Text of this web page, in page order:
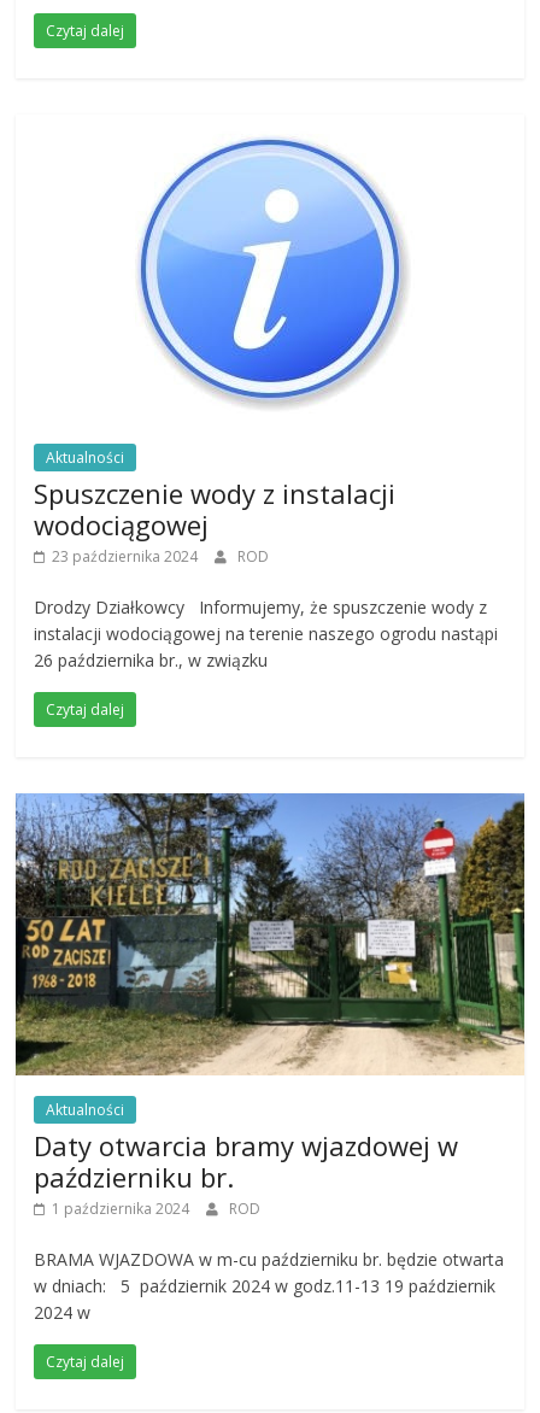
Czytaj dalej
Aktualności
Spuszczenie wody z instalacji
wodociągowej
23 października 2024 ROD
Drodzy Działkowcy Informujemy, że spuszczenie wody z
instalacji wodociągowej na terenie naszego ogrodu nastąpi
26 października br., w związku
Czytaj dalej
Aktualności
Daty otwarcia bramy wjazdowej w
październiku br.
1 października 2024 ROD
BRAMA WJAZDOWA w m-cu październiku br. będzie otwarta
w dniach: 5 październik 2024 w godz.11-13 19 październik
2024 w
Czytaj dalej